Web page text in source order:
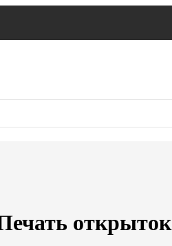
открыток